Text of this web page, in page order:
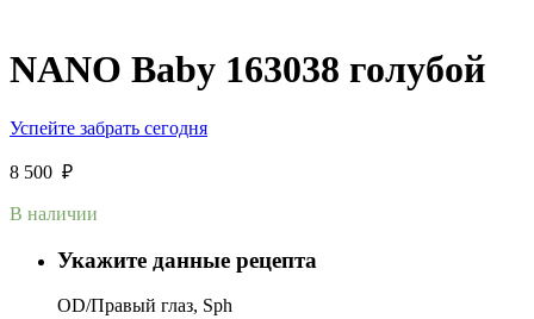
NANO Baby 163038 голубой
Успейте забрать сегодня
8 500 ₽
В наличии
Укажите данные рецепта
OD/Правый глаз, Sph